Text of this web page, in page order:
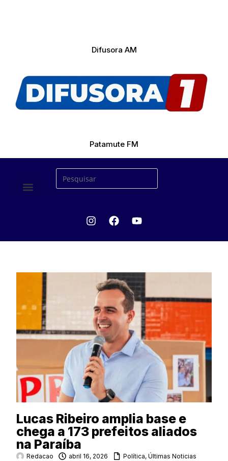
Difusora AM
Patamute FM
Lucas Ribeiro amplia base e
chega a 173 prefeitos aliados
na Paraíba
Redacao abril 16, 2026 Política,Últimas Noticias